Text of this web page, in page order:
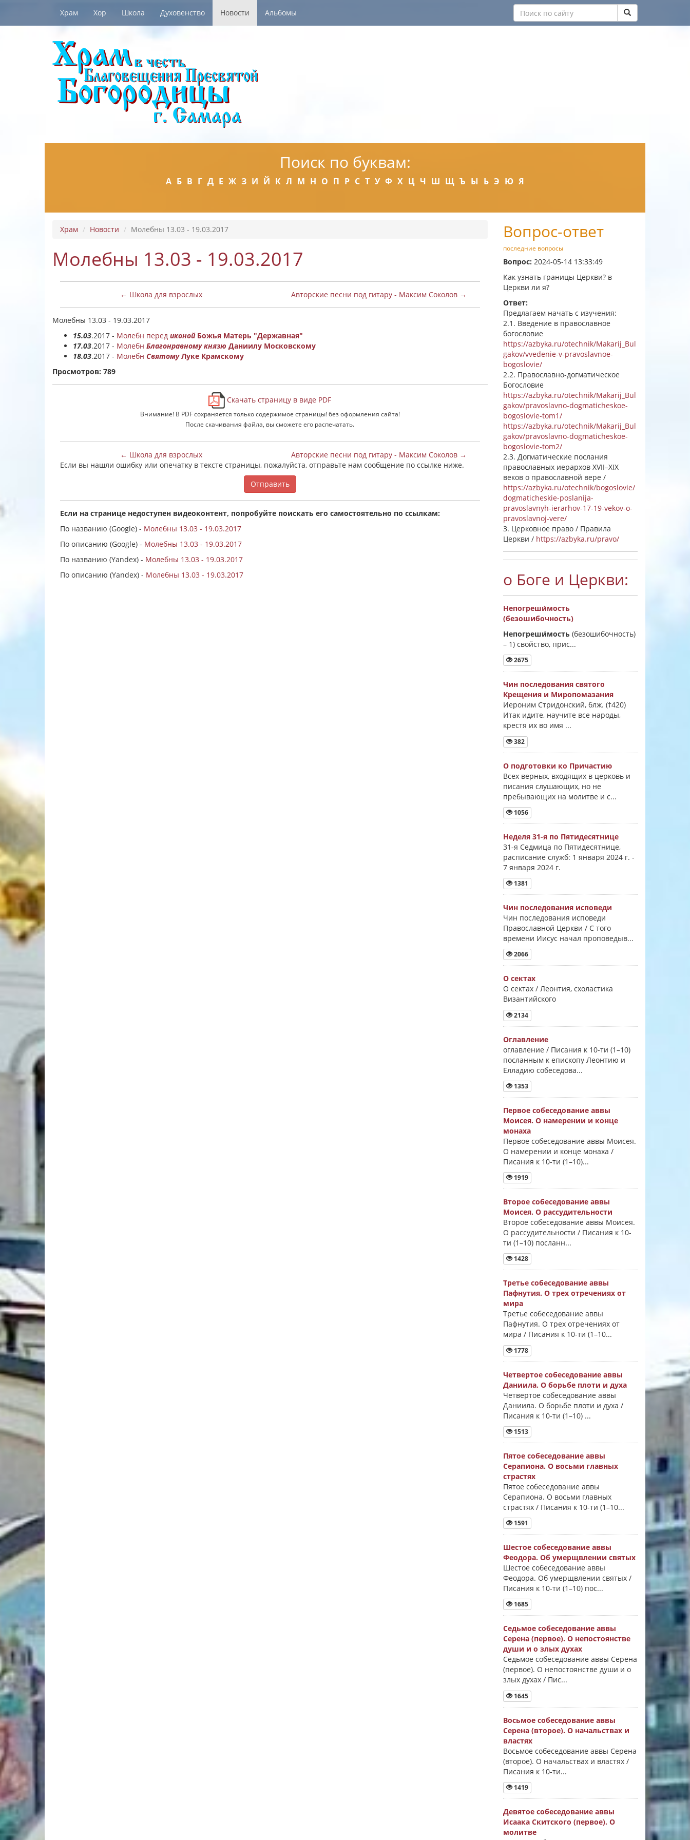
Храм Хор Школа Духовенство Новости Альбомы
Поиск по буквам:
А Б В Г Д Е Ж З И Й К Л М Н О П Р С Т У Ф Х Ц Ч Ш Щ Ъ Ы Ь Э Ю Я
Храм Новости Молебны 13.03 - 19.03.2017
Молебны 13.03 - 19.03.2017
← Школа для взрослых Авторские песни под гитару - Максим Соколов →
Молебны 13.03 - 19.03.2017
15.03.2017 - Молебн перед иконой Божья Матерь "Державная"
17.03.2017 - Молебн Благонравному князю Даниилу Московскому
18.03.2017 - Молебн Святому Луке Крамскому
Просмотров: 789
Скачать страницу в виде PDF
Внимание! В PDF сохраняется только содержимое страницы! без оформления сайта!
После скачивания файла, вы сможете его распечатать.
← Школа для взрослых
Авторские песни под гитару - Максим Соколов →
Если вы нашли ошибку или опечатку в тексте страницы, пожалуйста, отправьте нам сообщение по ссылке ниже.
Отправить
Если на странице недоступен видеоконтент, попробуйте поискать его самостоятельно по ссылкам:
По названию (Google) - Молебны 13.03 - 19.03.2017
По описанию (Google) - Молебны 13.03 - 19.03.2017
По названию (Yandex) - Молебны 13.03 - 19.03.2017
По описанию (Yandex) - Молебны 13.03 - 19.03.2017
Вопрос-ответ
последние вопросы
Вопрос: 2024-05-14 13:33:49
Как узнать границы Церкви? в
Церкви ли я?
Ответ:
Предлагаем начать с изучения:
2.1. Введение в православное
богословие
https://azbyka.ru/otechnik/Makarij_Bul
gakov/vvedenie-v-pravoslavnoe-
bogoslovie/
2.2. Православно-догматическое
Богословие
https://azbyka.ru/otechnik/Makarij_Bul
gakov/pravoslavno-dogmaticheskoe-
bogoslovie-tom1/
https://azbyka.ru/otechnik/Makarij_Bul
gakov/pravoslavno-dogmaticheskoe-
bogoslovie-tom2/
2.3. Догматические послания
православных иерархов XVII–XIX
веков о православной вере /
https://azbyka.ru/otechnik/bogoslovie/
dogmaticheskie-poslanija-
pravoslavnyh-ierarhov-17-19-vekov-o-
pravoslavnoj-vere/
3. Церковное право / Правила
Церкви / https://azbyka.ru/pravo/
о Боге и Церкви:
Непогреши́мость
(безошибочность)
Непогреши́мость (безошибочность)
–1) свойство, прис...
2675
Чин последования святого
Крещения и Миропомазания
Иероним Стридонский, блж. (†420)
Итак идите, научите все народы,
крестя их во имя ...
382
О подготовки ко Причастию
Всех верных, входящих в церковь и
писания слушающих, но не
пребывающих на молитве и с...
1056
Неделя 31-я по Пятидесятнице
31-я Седмица по Пятидесятнице,
расписание служб: 1 января 2024 г. -
7 января 2024 г.
1381
Чин последования исповеди
Чин последования исповеди
Православной Церкви / С того
времени Иисус начал проповедыв...
2066
О сектах
О сектах / Леонтия, схоластика
Византийского
2134
Оглавление
оглавление / Писания к 10-ти (1–10)
посланным к епископу Леонтию и
Елладию собеседова...
1353
Первое собеседование аввы
Моисея. О намерении и конце
монаха
Первое собеседование аввы Моисея.
О намерении и конце монаха /
Писания к 10-ти (1–10)...
1919
Второе собеседование аввы
Моисея. О рассудительности
Второе собеседование аввы Моисея.
О рассудительности / Писания к 10-
ти (1–10) посланн...
1428
Третье собеседование аввы
Пафнутия. О трех отречениях от
мира
Третье собеседование аввы
Пафнутия. О трех отречениях от
мира / Писания к 10-ти (1–10...
1778
Четвертое собеседование аввы
Даниила. О борьбе плоти и духа
Четвертое собеседование аввы
Даниила. О борьбе плоти и духа /
Писания к 10-ти (1–10) ...
1513
Пятое собеседование аввы
Серапиона. О восьми главных
страстях
Пятое собеседование аввы
Серапиона. О восьми главных
страстях / Писания к 10-ти (1–10...
1591
Шестое собеседование аввы
Феодора. Об умерщвлении святых
Шестое собеседование аввы
Феодора. Об умерщвлении святых /
Писания к 10-ти (1–10) пос...
1685
Седьмое собеседование аввы
Серена (первое). О непостоянстве
души и о злых духах
Седьмое собеседование аввы Серена
(первое). О непостоянстве души и о
злых духах / Пис...
1645
Восьмое собеседование аввы
Серена (второе). О начальствах и
властях
Восьмое собеседование аввы Серена
(второе). О начальствах и властях /
Писания к 10-ти...
1419
Девятое собеседование аввы
Исаака Скитского (первое). О
молитве